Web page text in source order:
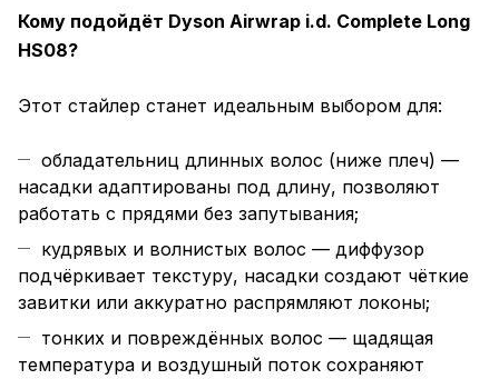
Кому подойдёт Dyson Airwrap i.d. Complete Long
HS08?
Этот стайлер станет идеальным выбором для:
обладательниц длинных волос (ниже плеч) —
насадки адаптированы под длину, позволяют
работать с прядями без запутывания;
кудрявых и волнистых волос — диффузор
подчёркивает текстуру, насадки создают чёткие
завитки или аккуратно распрямляют локоны;
тонких и повреждённых волос — щадящая
температура и воздушный поток сохраняют